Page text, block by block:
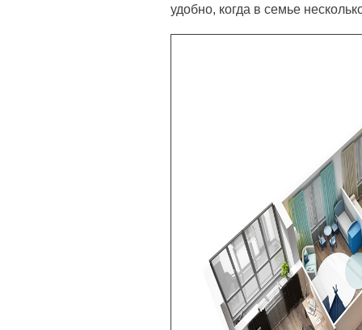
удобно, когда в семье